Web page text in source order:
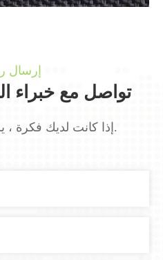
إرسال
تواصل مع خبراء
إذا كانت لديك فكرة ، يسعدنا أن نسمع عنها.